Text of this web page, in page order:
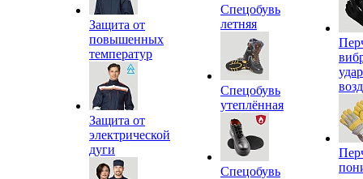
Защита от
повышенных
температур
Защита от
электрической
дуги
Спецобувь
летняя
Спецобувь
утеплённая
Спецобувь